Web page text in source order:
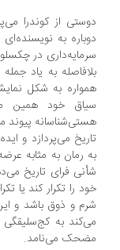
از کوندرا می‌پرسد
به نویسنده‌ای بزرگ
در چکسلواکی
به یاد جمله مشهور
به شکل نمایشی
خود همین
پیوند می‌زند
می‌پردازد و ایده‌های
رمان به مثابه عرضه
فرای تاریخ می‌دهد.
را تکرار کند یا تکرار
و ذوق باشد و این جدا
به کج‌سلیقگی تاریخ
می‌نامد.